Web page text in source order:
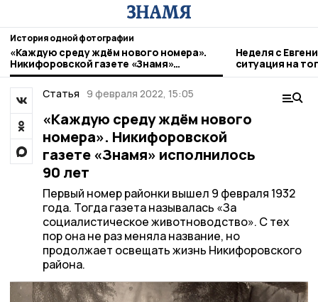
История одной фотографии
«Каждую среду ждём нового номера».
Никифоровской газете «Знамя»
исполнилось 90 лет
Неделя с
ситуация на
городе и
Статья 9 февраля 2022, 15:05
«Каждую среду ждём нового
номера». Никифоровской
газете «Знамя» исполнилось
90 лет
Первый номер районки вышел 9 февраля 1932
года. Тогда газета называлась «За
социалистическое животноводство». С тех
пор она не раз меняла название, но
продолжает освещать жизнь Никифоровского
района.